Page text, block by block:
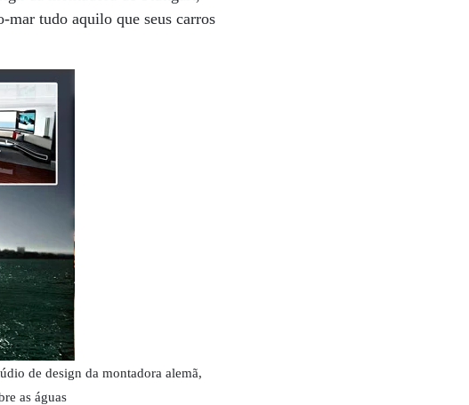
mar tudo aquilo que seus carros
de design da montadora alemã,
as águas